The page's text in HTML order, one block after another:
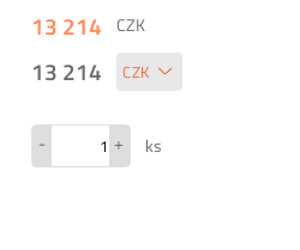
13 214
CZK
13 214
- + ks